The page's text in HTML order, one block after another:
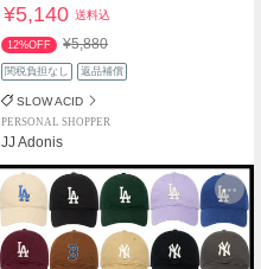
¥5,140送料込
12%OFF ¥5,880
関税負担なし 返品補償
SLOW ACID
PERSONAL SHOPPER
JJ Adonis